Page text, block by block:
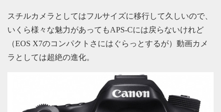
スチルカメラとしてはフルサイズに移行して久しいので、
いくら様々な魅力があってもAPS-Cには戻らないけれど
（EOS X7のコンパクトさにはぐらっとするが）動画カメ
ラとしては超絶の進化。